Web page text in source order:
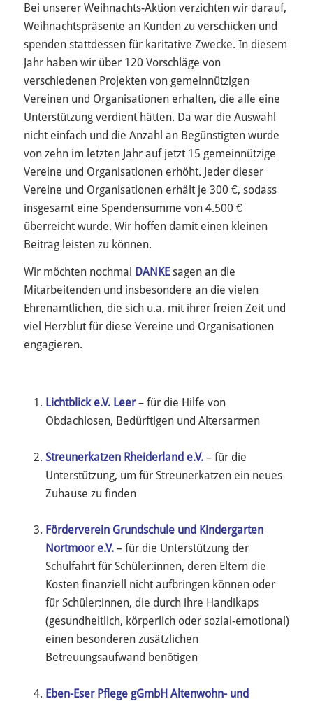
Bei unserer Weihnachts-Aktion verzichten wir darauf,
Weihnachtspräsente an Kunden zu verschicken und
spenden stattdessen für karitative Zwecke. In diesem
Jahr haben wir über 120 Vorschläge von
verschiedenen Projekten von gemeinnützigen
Vereinen und Organisationen erhalten, die alle eine
Unterstützung verdient hätten. Da war die Auswahl
nicht einfach und die Anzahl an Begünstigten wurde
von zehn im letzten Jahr auf jetzt 15 gemeinnützige
Vereine und Organisationen erhöht. Jeder dieser
Vereine und Organisationen erhält je 300 €, sodass
insgesamt eine Spendensumme von 4.500 €
überreicht wurde. Wir hoffen damit einen kleinen
Beitrag leisten zu können.
Wir möchten nochmal DANKEsagen an die
Mitarbeitenden und insbesondere an die vielen
Ehrenamtlichen, die sich u.a. mit ihrer freien Zeit und
viel Herzblut für diese Vereine und Organisationen
engagieren.
Lichtblick e.V. Leer– für die Hilfe von
Obdachlosen, Bedürftigen und Altersarmen
Streunerkatzen Rheiderland e.V.– für die
Unterstützung, um für Streunerkatzen ein neues
Zuhause zu finden
Förderverein Grundschule und Kindergarten
Nortmoor e.V.– für die Unterstützung der
Schulfahrt für Schüler:innen, deren Eltern die
Kosten finanziell nicht aufbringen können oder
für Schüler:innen, die durch ihre Handikaps
(gesundheitlich, körperlich oder sozial-emotional)
einen besonderen zusätzlichen
Betreuungsaufwand benötigen
Eben-Eser Pflege gGmbH Altenwohn- und